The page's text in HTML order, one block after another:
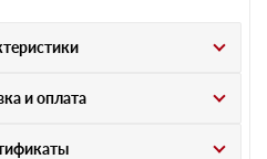
и оплата